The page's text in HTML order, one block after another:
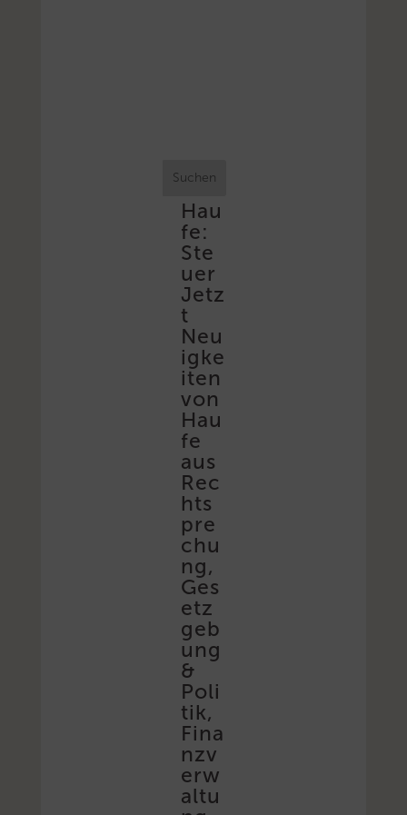
Suchen
Hau
fe:
Ste
uer
Jetz
t
Neu
igke
iten
von
Hau
fe
aus
Rec
hts
pre
chu
ng,
Ges
etz
geb
ung
&
Poli
tik,
Fina
nzv
erw
altu